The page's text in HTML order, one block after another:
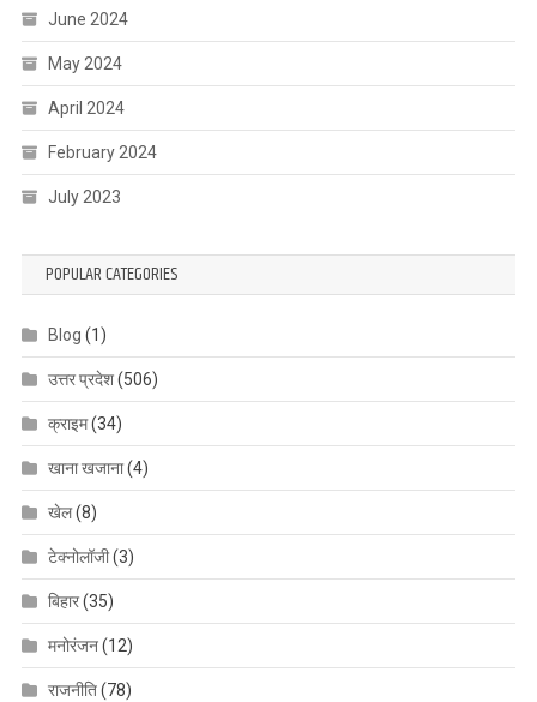
June 2024
May 2024
April 2024
February 2024
July 2023
POPULAR CATEGORIES
Blog (1)
उत्तर प्रदेश(506)
क्राइम(34)
खाना खजाना(4)
खेल(8)
टेक्नोलॉजी(3)
बिहार(35)
मनोरंजन(12)
राजनीति(78)